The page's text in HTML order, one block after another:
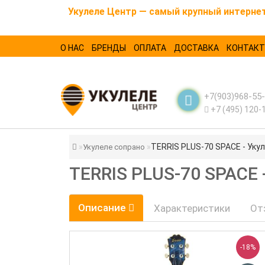
Укулеле Центр — самый крупный
О НАС БРЕНДЫ ОПЛАТА ДОСТАВКА
+7(903)968-
+7 (495) 120-
Укулеле сопрано TERRIS PLUS-70 SPACE -
TERRIS PLUS-70
Описание Характеристики
-18%